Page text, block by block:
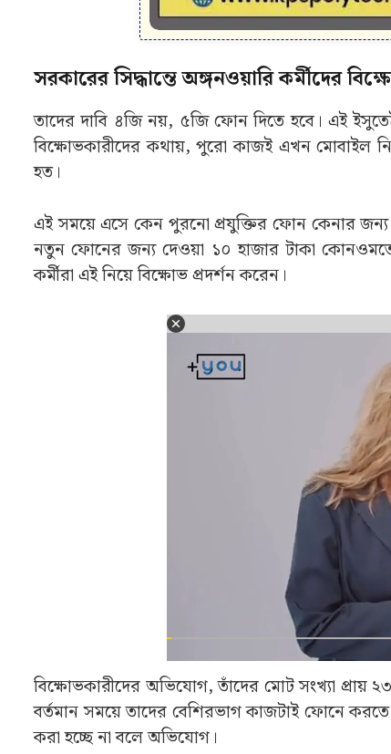
সরকারের সিদ্ধান্তে অঙ্গনওয়ারি কর্মীদের
তাদের দাবি ৪জি নয়, ৫জি ফোন দিতে হবে। এই
বিক্ষোভকারীদের কথায়, পুরো কাজই এখন মোবাইল
হত।
এই সময়ে এসে কেন পুরনো প্রযুক্তির ফোন কেনার জন্য
নতুন ফোনের জন্য দেওয়া ১০ হাজার টাকা
কর্মীরা এই নিয়ে বিক্ষোভ প্রদর্শন করেন।
বিক্ষোভকারীদের অভিযোগ, তাঁদের মোট সংখ্যা প্রায়
বর্তমান সময়ে তাদের বেশিরভাগ কাজটাই ফোনে
করা হচ্ছে না বলে অভিযোগ।